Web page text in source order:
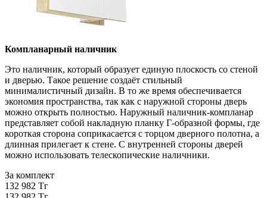
Компланарный наличник
Это наличник, который образует единую плоскость со стеной
и дверью. Такое решение создаёт стильный
минималистичный дизайн. В то же время обеспечивается
экономия пространства, так как с наружной стороны дверь
можно открыть полностью. Наружный наличник-компланар
представляет собой накладную планку Г-образной формы, где
короткая сторона соприкасается с торцом дверного полотна, а
длинная прилегает к стене. С внутренней стороны дверей
можно использовать телескопические наличники.
За комплект
132 982 Тг